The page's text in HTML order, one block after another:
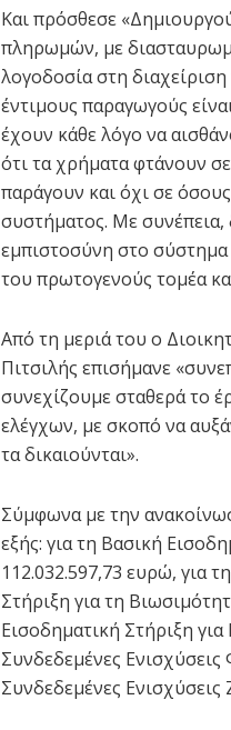
Και πρόσθεσε
πληρωμών, με
λογοδοσία στη
έντιμους παραγωγούς
έχουν κάθε λόγο να
ότι τα χρήματα φτάνουν
παράγουν και όχι σε
συστήματος. Με συνέπεια,
εμπιστοσύνη στο
του πρωτογενούς τομέα
Από τη μεριά του ο
Πιτσιλής επισήμανε
συνεχίζουμε σταθερά το
ελέγχων, με σκοπό να
τα δικαιούνται».
Σύμφωνα με την
εξής: για τη Βασική
112.032.597,73 ευρώ, για
Στήριξη για τη
Εισοδηματική Στήριξη
Συνδεδεμένες
Συνδεδεμένες